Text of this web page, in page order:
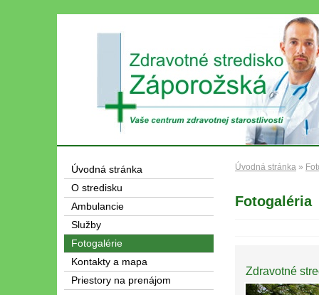
Úvodná stránka »
Fotogaléria
Zdravotné
Úvodná stránka
O stredisku
Ambulancie
Služby
Fotogalérie
Kontakty a mapa
Priestory na prenájom